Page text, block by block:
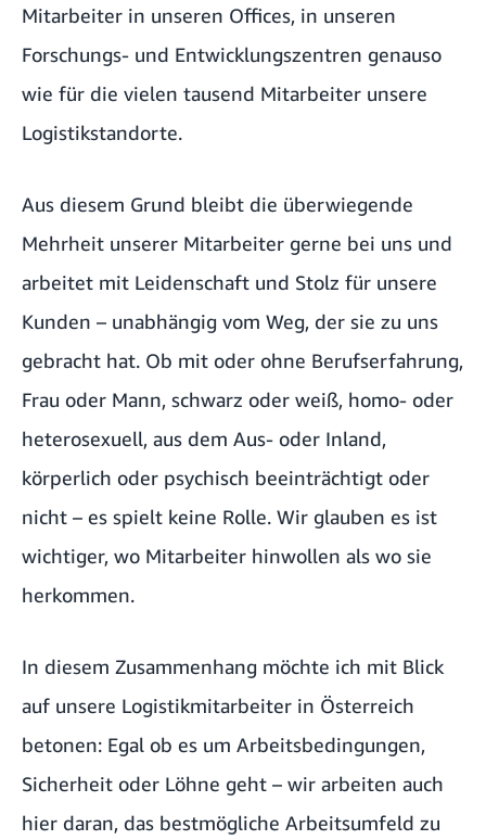
Mitarbeiter in unseren Offices, in unseren
Forschungs- und Entwicklungszentren genauso
wie für die vielen tausend Mitarbeiter unsere
Logistikstandorte.
Aus diesem Grund bleibt die überwiegende
Mehrheit unserer Mitarbeiter gerne bei uns und
arbeitet mit Leidenschaft und Stolz für unsere
Kunden – unabhängig vom Weg, der sie zu uns
gebracht hat. Ob mit oder ohne Berufserfahrung,
Frau oder Mann, schwarz oder weiß, homo- oder
heterosexuell, aus dem Aus- oder Inland,
körperlich oder psychisch beeinträchtigt oder
nicht – es spielt keine Rolle. Wir glauben es ist
wichtiger, wo Mitarbeiter hinwollen als wo sie
herkommen.
In diesem Zusammenhang möchte ich mit Blick
auf unsere Logistikmitarbeiter in Österreich
betonen: Egal ob es um Arbeitsbedingungen,
Sicherheit oder Löhne geht – wir arbeiten auch
hier daran, das bestmögliche Arbeitsumfeld zu